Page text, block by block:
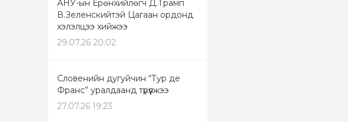
АНУ-ын Ерөнхийлөгч Д.Трамп
В.Зеленскийтэй Цагаан ордонд
хэлэлцээ хийжээ
29.07.26 20:02
Словенийн дугуйчин “Тур де
Франс” уралдаанд түрүүлжээ
27.07.26 19:23